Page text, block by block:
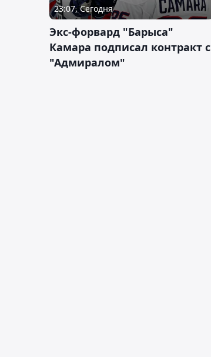
23:07, Сегодня
Экс-форвард "Барыса"
Камара подписал контракт с
"Адмиралом"